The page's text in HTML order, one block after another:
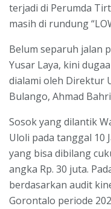
terjadi di Perumda
masih di rundung
Belum separuh jalan
Yusar Laya, kini
dialami oleh Direktur
Bulango, Ahmad
Sosok yang dilantik
Uloli pada tanggal 10
yang bisa dibilang
angka Rp. 30 juta.
berdasarkan audit
Gorontalo periode